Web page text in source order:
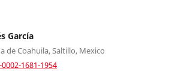
García
de Coahuila, Saltillo, Mexico
1681-1954